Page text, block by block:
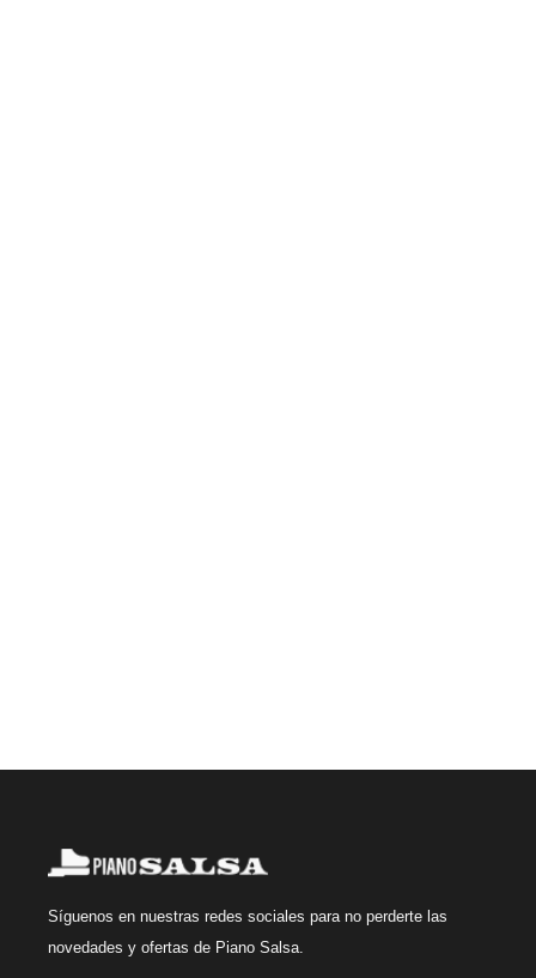
Síguenos en nuestras redes sociales para no perderte las
novedades y ofertas de Piano Salsa.